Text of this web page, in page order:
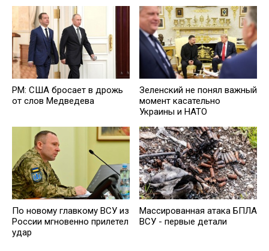
PM: США бросает в дрожь
от слов Медведева
Зеленский не понял важный
момент касательно
Украины и НАТО
По новому главкому ВСУ из
России мгновенно прилетел
удар
Массированная атака БПЛА
ВСУ - первые детали